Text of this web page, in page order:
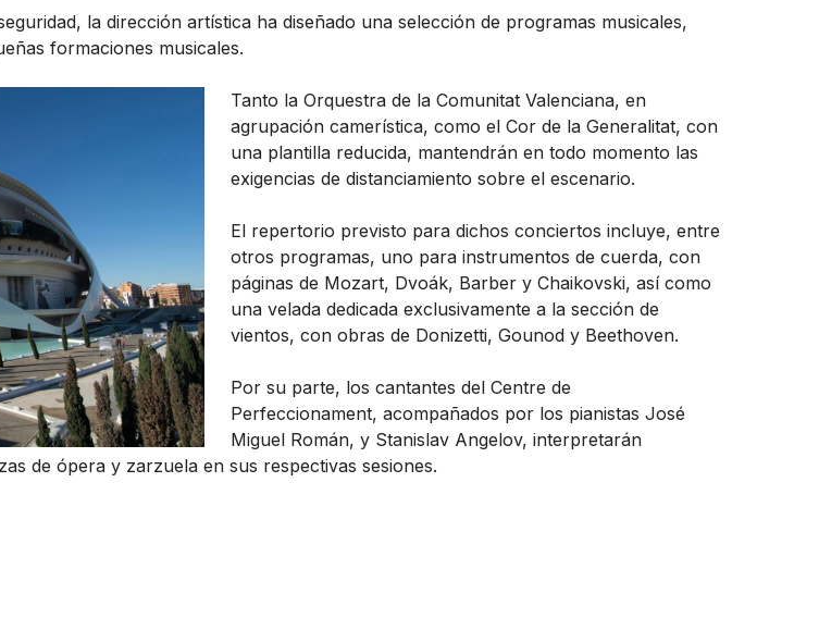
la dirección artística ha diseñado una selección de programas musicales,
formaciones musicales.
Tanto la Orquestra de la Comunitat Valenciana, en
agrupación camerística, como el Cor de la Generalitat, con
una plantilla reducida, mantendrán en todo momento las
exigencias de distanciamiento sobre el escenario.
El repertorio previsto para dichos conciertos incluye, entre
otros programas, uno para instrumentos de cuerda, con
páginas de Mozart, Dvoák, Barber y Chaikovski, así como
una velada dedicada exclusivamente a la sección de
vientos, con obras de Donizetti, Gounod y Beethoven.
Por su parte, los cantantes del Centre de
Perfeccionament, acompañados por los pianistas José
Miguel Román, y Stanislav Angelov, interpretarán
de ópera y zarzuela en sus respectivas sesiones.